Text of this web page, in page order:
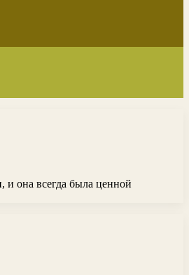
и она всегда была ценной